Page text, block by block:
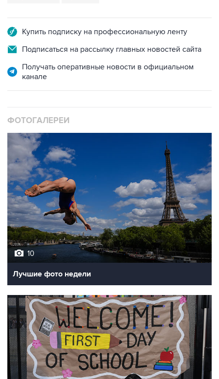
Купить подписку на профессиональную ленту
Подписаться на рассылку главных новостей сайта
Получать оперативные новости в официальном
канале
ФОТОГАЛЕРЕИ
10
Лучшие фото недели